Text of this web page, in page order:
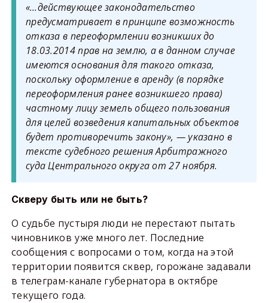
«…действующее законодательство
предусматривает в принципе возможность
отказа в переоформлении возникших до
18.03.2014 прав на землю, а в данном случае
имеются основания для такого отказа,
поскольку оформление в аренду (в порядке
переоформления ранее возникшего права)
частному лицу земель общего пользования
для целей возведения капитальных объектов
будет противоречить закону», — указано в
тексте судебного решения Арбитражного
суда Центрального округа от 27 ноября.
Скверу быть или не быть?
О судьбе пустыря люди не перестают пытать
чиновников уже много лет. Последние
сообщения с вопросами о том, когда на этой
территории появится сквер, горожане задавали
в телеграм-канале губернатора в октябре
текущего года.